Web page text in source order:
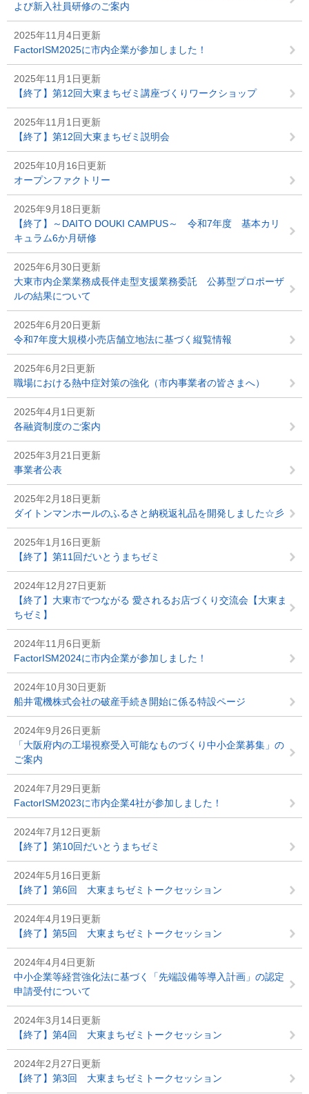
よび新入社員研修のご案内
2025年11月4日更新
FactorISM2025に市内企業が参加しました！
2025年11月1日更新
【終了】第12回大東まちゼミ講座づくりワークショップ
2025年11月1日更新
【終了】第12回大東まちゼミ説明会
2025年10月16日更新
オープンファクトリー
2025年9月18日更新
【終了】～DAITO DOUKI CAMPUS～ 令和7年度 基本カリ
キュラム6か月研修
2025年6月30日更新
大東市内企業業務成長伴走型支援業務委託 公募型プロポーザ
ルの結果について
2025年6月20日更新
令和7年度大規模小売店舗立地法に基づく縦覧情報
2025年6月2日更新
職場における熱中症対策の強化（市内事業者の皆さまへ）
2025年4月1日更新
各融資制度のご案内
2025年3月21日更新
事業者公表
2025年2月18日更新
ダイトンマンホールのふるさと納税返礼品を開発しました☆彡
2025年1月16日更新
【終了】第11回だいとうまちゼミ
2024年12月27日更新
【終了】大東市でつながる 愛されるお店づくり交流会【大東ま
ちゼミ】
2024年11月6日更新
FactorISM2024に市内企業が参加しました！
2024年10月30日更新
船井電機株式会社の破産手続き開始に係る特設ページ
2024年9月26日更新
「大阪府内の工場視察受入可能なものづくり中小企業募集」の
ご案内
2024年7月29日更新
FactorISM2023に市内企業4社が参加しました！
2024年7月12日更新
【終了】第10回だいとうまちゼミ
2024年5月16日更新
【終了】第6回 大東まちゼミトークセッション
2024年4月19日更新
【終了】第5回 大東まちゼミトークセッション
2024年4月4日更新
中小企業等経営強化法に基づく「先端設備等導入計画」の認定
申請受付について
2024年3月14日更新
【終了】第4回 大東まちゼミトークセッション
2024年2月27日更新
【終了】第3回 大東まちゼミトークセッション